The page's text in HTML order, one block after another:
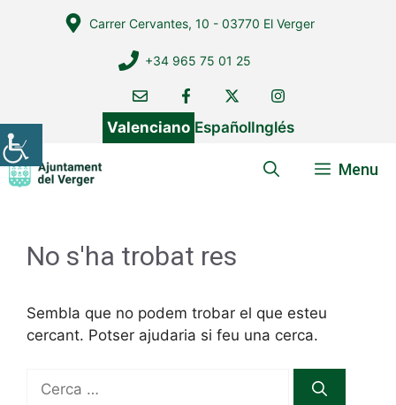
Carrer Cervantes, 10 - 03770 El Verger
+34 965 75 01 25
Valenciano EspañolInglés
Menu
No s'ha trobat res
Sembla que no podem trobar el que esteu
cercant. Potser ajudaria si feu una cerca.
Cerca: